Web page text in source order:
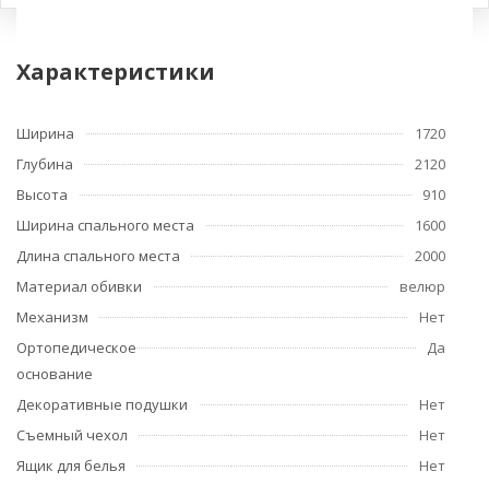
Характеристики
Ширина
1720
Глубина
2120
Высота
910
Ширина спального места
1600
Длина спального места
2000
Материал обивки
велюр
Механизм
Нет
Ортопедическое
основание
Да
Декоративные подушки
Нет
Съемный чехол
Нет
Ящик для белья
Нет